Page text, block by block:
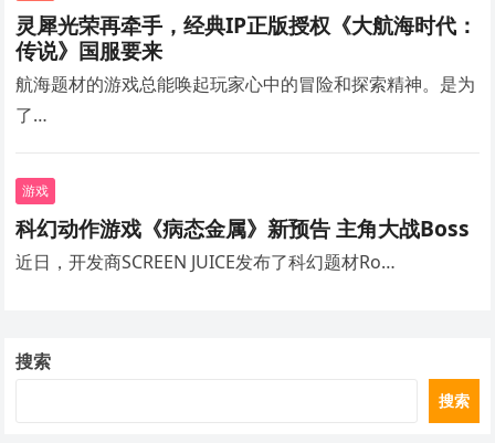
灵犀光荣再牵手，经典IP正版授权《大航海时代：
传说》国服要来
航海题材的游戏总能唤起玩家心中的冒险和探索精神。是为
了…
游戏
科幻动作游戏《病态金属》新预告 主角大战Boss
近日，开发商SCREEN JUICE发布了科幻题材Ro…
搜索
搜索